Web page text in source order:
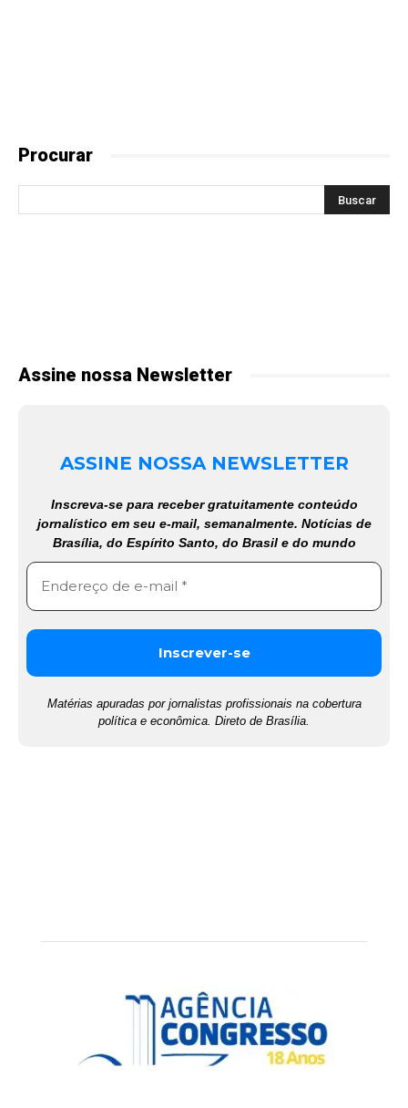
Procurar
Assine nossa Newsletter
ASSINE NOSSA NEWSLETTER
Inscreva-se para receber gratuitamente conteúdo
jornalístico em seu e-mail, semanalmente. Notícias de
Brasília, do Espírito Santo, do Brasil e do mundo
Matérias apuradas por jornalistas profissionais na cobertura
política e econômica. Direto de Brasília.